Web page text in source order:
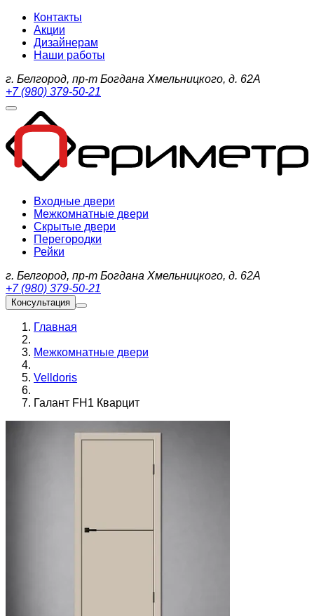
Контакты
Акции
Дизайнерам
Наши работы
г. Белгород, пр-т Богдана Хмельницкого, д. 62А
+7 (980) 379-50-21
Входные двери
Межкомнатные двери
Скрытые двери
Перегородки
Рейки
г. Белгород, пр-т Богдана Хмельницкого, д. 62А
+7 (980) 379-50-21
Консультация
Главная
Межкомнатные двери
Velldoris
Галант FH1 Кварцит